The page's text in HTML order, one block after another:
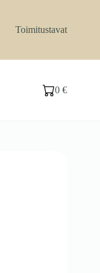
Toimitustavat
Ostoskori
0€